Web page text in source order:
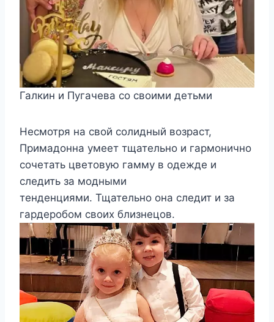
Галкин и Пугачева со своими детьми
Несмотря на свой солидный возраст,
Примадонна умеет тщательно и гармонично
сочетать цветовую гамму в одежде и
следить за модными
тенденциями. Тщательно она следит и за
гардеробом своих близнецов.